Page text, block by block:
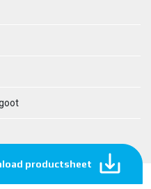
productsheet